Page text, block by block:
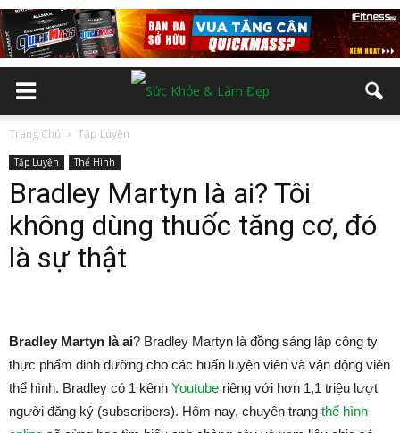
Trang Chủ Tập Luyện
Tập Luyện Thể Hình
Bradley Martyn là ai? Tôi
không dùng thuốc tăng cơ, đó
là sự thật
Bradley Martyn là ai? Bradley Martyn là đồng sáng lập công ty
thực phẩm dinh dưỡng cho các huấn luyện viên và vận động viên
thể hình. Bradley có 1 kênh Youtube riêng với hơn 1,1 triệu lượt
người đăng ký (subscribers). Hôm nay, chuyên trang thể hình